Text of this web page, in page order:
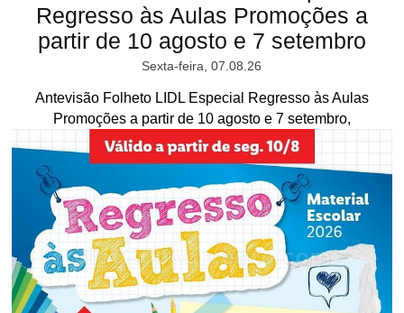
Regresso às Aulas Promoções a
partir de 10 agosto e 7 setembro
Sexta-feira, 07.08.26
Antevisão Folheto LIDL Especial Regresso às Aulas
Promoções a partir de 10 agosto e 7 setembro,